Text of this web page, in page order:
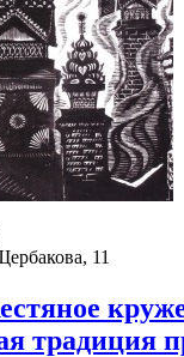
11
традиция